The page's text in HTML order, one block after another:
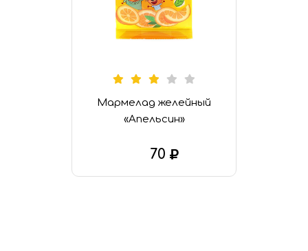
Мармелад желейный
«Апельсин»
70